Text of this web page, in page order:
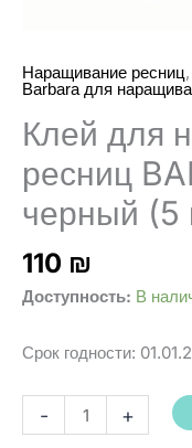
Наращивание ресниц,
Barbara для
Клей для
ресниц
черный (5
110 ₪
Доступность: В
Срок годности:
-
Количество
товара
+